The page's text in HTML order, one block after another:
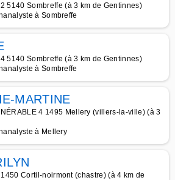
5140 Sombreffe (à 3 km de Gentinnes)
à Sombreffe
5140 Sombreffe (à 3 km de Gentinnes)
à Sombreffe
MARTINE
4 1495 Mellery (villers-la-ville) (à 3
à Mellery
1450 Cortil-noirmont (chastre) (à 4 km de